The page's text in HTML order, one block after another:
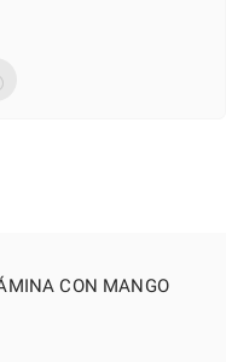
CON MANGO